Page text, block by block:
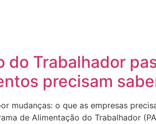
do Trabalhador
precisam
mudanças: o que as empresas
de Alimentação do Trabalhador